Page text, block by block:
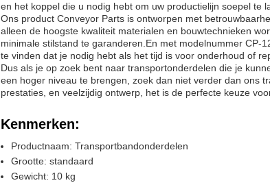
en het koppel die u nodig hebt om uw productielijn soepel te
Ons product Conveyor Parts is ontworpen met
alleen de hoogste kwaliteit materialen en bouwtechnieken
minimale stilstand te garanderen.En met modelnummer CP-
te vinden dat je nodig hebt als het tijd is voor onderhoud of
Dus als je op zoek bent naar transportonderdelen die je
een hoger niveau te brengen, zoek dan niet verder dan ons
prestaties, en veelzijdig ontwerp, het is de perfecte keuze
Kenmerken:
Productnaam: Transportbandonderdelen
Grootte: standaard
Gewicht: 10 kg